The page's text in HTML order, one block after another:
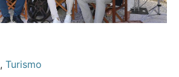
, Turismo